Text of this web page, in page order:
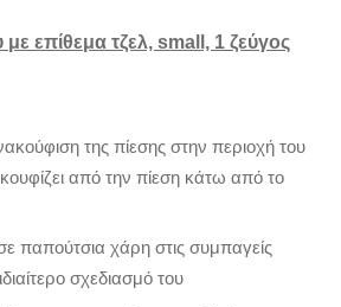
επίθεμα τζελ, small, 1 ζεύγος
της πίεσης στην περιοχή του
από την πίεση κάτω από το
παπούτσια χάρη στις συμπαγείς
σχεδιασμό του